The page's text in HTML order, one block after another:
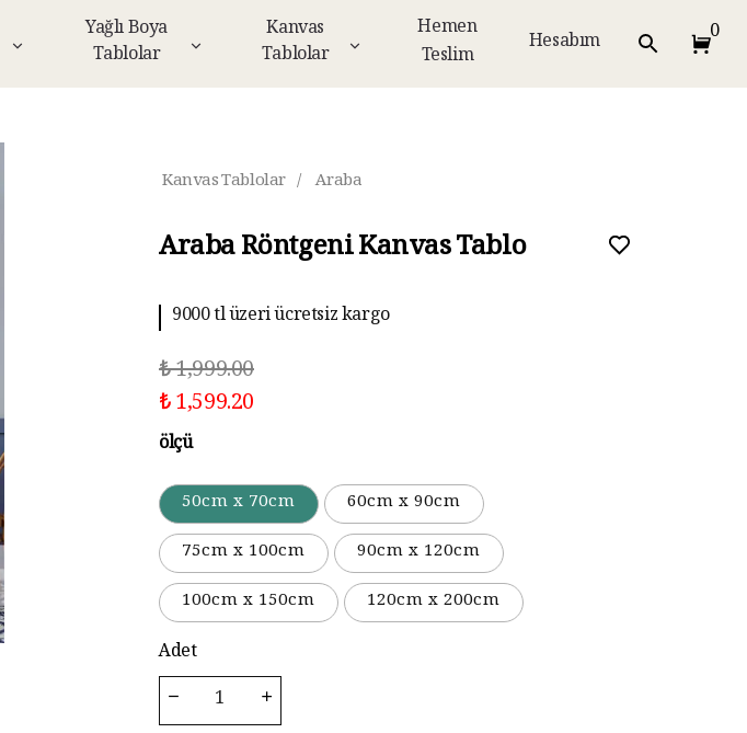
Yağlı Boya
Tablolar
Kanvas
Tablolar
Hemen
Teslim
Hesabım 0
Kanvas Tablolar / Araba
Araba Röntgeni Kanvas Tablo
9000 tl üzeri ücretsiz kargo
₺ 1,999.00
₺ 1,599.20
ölçü
50cm x 70cm
60cm x 90cm
75cm x 100cm
90cm x 120cm
100cm x 150cm
120cm x 200cm
Adet